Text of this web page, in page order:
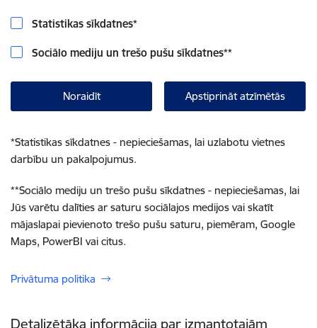
Statistikas sīkdatnes*
Sociālo mediju un trešo pušu sīkdatnes**
Noraidīt Apstiprināt atzīmētās
*Statistikas sīkdatnes - nepieciešamas, lai uzlabotu vietnes
darbību un pakalpojumus.
**Sociālo mediju un trešo pušu sīkdatnes - nepieciešamas, lai
Jūs varētu dalīties ar saturu sociālajos medijos vai skatīt
mājaslapai pievienoto trešo pušu saturu, piemēram, Google
Maps, PowerBI vai citus.
Privātuma politika
Detalizētāka informācija par izmantotajām